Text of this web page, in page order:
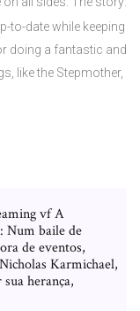
to-date while keeping
doing a fantastic and
like the Stepmother,
vf A
Num baile de
de eventos,
Karmichael,
herança,